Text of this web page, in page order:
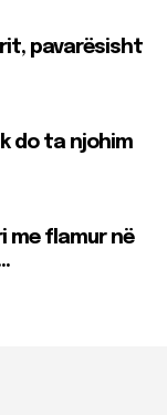
pavarësisht
do ta njohim
me flamur në